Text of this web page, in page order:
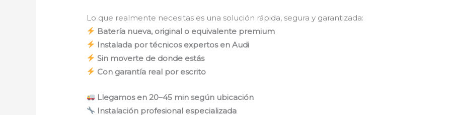
Lo que realmente necesitas es una solución rápida, segura y garantizada:
Batería nueva, original o equivalente premium
Instalada por técnicos expertos en Audi
Sin moverte de donde estás
Con garantía real por escrito
Llegamos en 20–45 min según ubicación
Instalación profesional especializada